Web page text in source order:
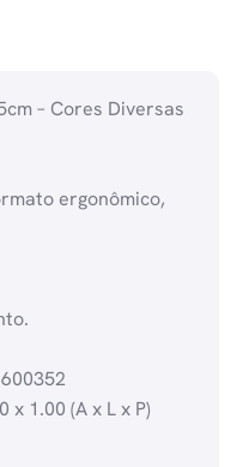
– Cores Diversas
ergonômico,
x 1.00 (A x L x P)